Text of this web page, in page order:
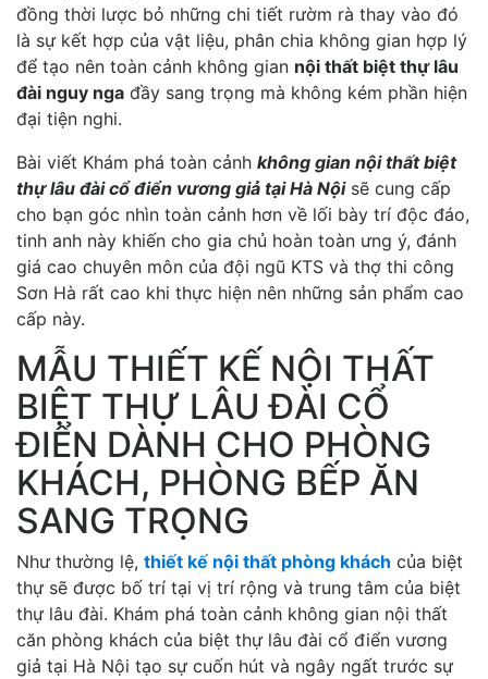
đồng thời lược bỏ những chi tiết rườm rà thay vào đó
là sự kết hợp của vật liệu, phân chia không gian hợp lý
để tạo nên toàn cảnh không gian nội thất biệt thự lâu
đài nguy nga đầy sang trọng mà không kém phần hiện
đại tiện nghi.
Bài viết Khám phá toàn cảnh không gian nội thất biệt
thự lâu đài cổ điển vương giả tại Hà Nội sẽ cung cấp
cho bạn góc nhìn toàn cảnh hơn về lối bày trí độc đáo,
tinh anh này khiến cho gia chủ hoàn toàn ưng ý, đánh
giá cao chuyên môn của đội ngũ KTS và thợ thi công
Sơn Hà rất cao khi thực hiện nên những sản phẩm cao
cấp này.
MẪU THIẾT KẾ NỘI THẤT
BIỆT THỰ LÂU ĐÀI CỔ
ĐIỂN DÀNH CHO PHÒNG
KHÁCH, PHÒNG BẾP ĂN
SANG TRỌNG
Như thường lệ, thiết kế nội thất phòng khách của biệt
thự sẽ được bố trí tại vị trí rộng và trung tâm của biệt
thự lâu đài. Khám phá toàn cảnh không gian nội thất
căn phòng khách của biệt thự lâu đài cổ điển vương
giả tại Hà Nội tạo sự cuốn hút và ngây ngất trước sự